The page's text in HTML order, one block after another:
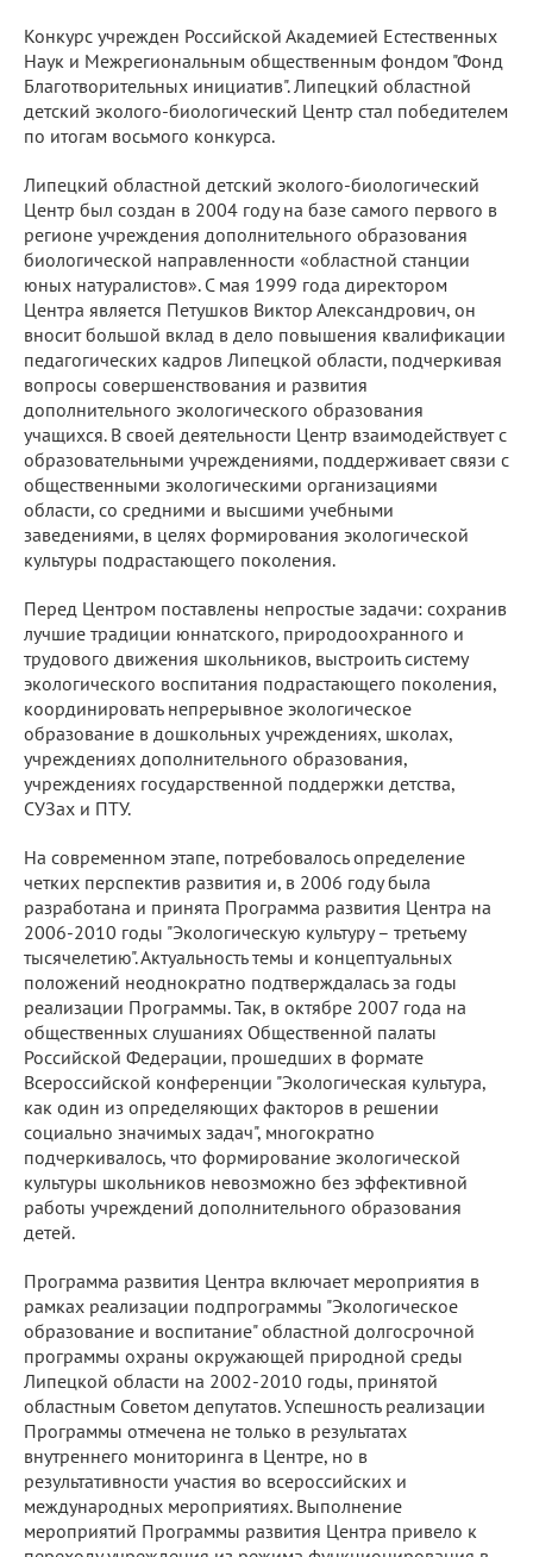
Конкурс учрежден Российской Академией Естественных
Наук и Межрегиональным общественным фондом "Фонд
Благотворительных инициатив". Липецкий областной
детский эколого-биологический Центр стал победителем
по итогам восьмого конкурса.
Липецкий областной детский эколого-биологический
Центр был создан в 2004 году на базе самого первого в
регионе учреждения дополнительного образования
биологической направленности «областной станции
юных натуралистов». С мая 1999 года директором
Центра является Петушков Виктор Александрович, он
вносит большой вклад в дело повышения квалификации
педагогических кадров Липецкой области, подчеркивая
вопросы совершенствования и развития
дополнительного экологического образования
учащихся. В своей деятельности Центр взаимодействует с
образовательными учреждениями, поддерживает связи с
общественными экологическими организациями
области, со средними и высшими учебными
заведениями, в целях формирования экологической
культуры подрастающего поколения.
Перед Центром поставлены непростые задачи: сохранив
лучшие традиции юннатского, природоохранного и
трудового движения школьников, выстроить систему
экологического воспитания подрастающего поколения,
координировать непрерывное экологическое
образование в дошкольных учреждениях, школах,
учреждениях дополнительного образования,
учреждениях государственной поддержки детства,
СУЗах и ПТУ.
На современном этапе, потребовалось определение
четких перспектив развития и, в 2006 году была
разработана и принята Программа развития Центра на
2006-2010 годы "Экологическую культуру – третьему
тысячелетию". Актуальность темы и концептуальных
положений неоднократно подтверждалась за годы
реализации Программы. Так, в октябре 2007 года на
общественных слушаниях Общественной палаты
Российской Федерации, прошедших в формате
Всероссийской конференции "Экологическая культура,
как один из определяющих факторов в решении
социально значимых задач", многократно
подчеркивалось, что формирование экологической
культуры школьников невозможно без эффективной
работы учреждений дополнительного образования
детей.
Программа развития Центра включает мероприятия в
рамках реализации подпрограммы "Экологическое
образование и воспитание" областной долгосрочной
программы охраны окружающей природной среды
Липецкой области на 2002-2010 годы, принятой
областным Советом депутатов. Успешность реализации
Программы отмечена не только в результатах
внутреннего мониторинга в Центре, но в
результативности участия во всероссийских и
международных мероприятиях. Выполнение
мероприятий Программы развития Центра привело к